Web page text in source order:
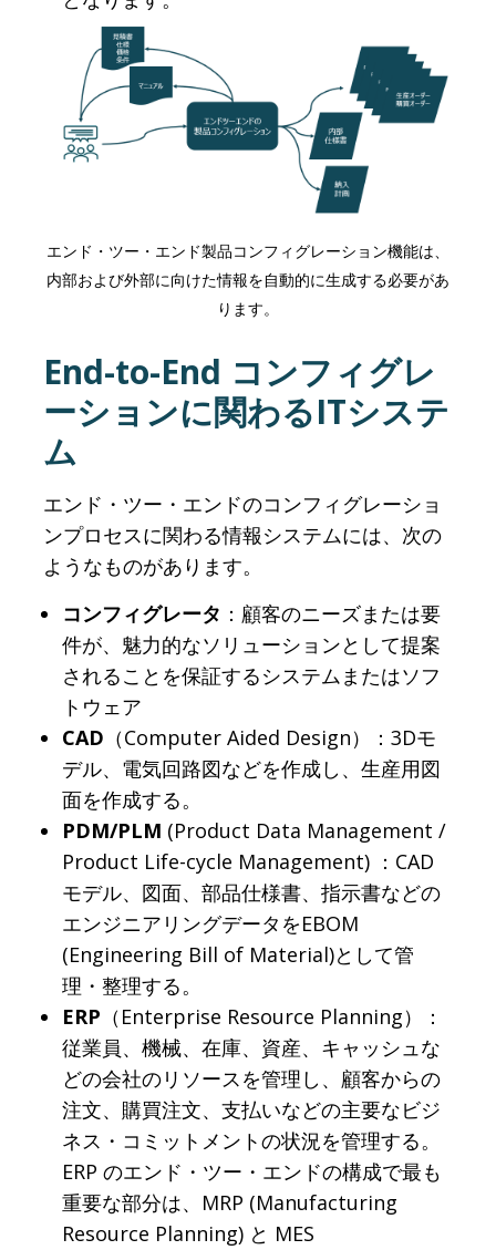
エンド・ツー・エンド製品コンフィグレーション機能は、
内部および外部に向けた情報を自動的に生成する必要があ
ります。
End-to-End コンフィグレ
ーションに関わるITシステ
ム
エンド・ツー・エンドのコンフィグレーショ
ンプロセスに関わる情報システムには、次の
ようなものがあります。
コンフィグレータ ：顧客のニーズまたは要
件が、魅力的なソリューションとして提案
されることを保証するシステムまたはソフ
トウェア
CAD （Computer Aided Design）：3Dモ
デル、電気回路図などを作成し、生産用図
面を作成する。
PDM/PLM (Product Data Management /
Product Life-cycle Management) ：CAD
モデル、図面、部品仕様書、指示書などの
エンジニアリングデータをEBOM
(Engineering Bill of Material)として管
理・整理する。
ERP （Enterprise Resource Planning）：
従業員、機械、在庫、資産、キャッシュな
どの会社のリソースを管理し、顧客からの
注文、購買注文、支払いなどの主要なビジ
ネス・コミットメントの状況を管理する。
ERP のエンド・ツー・エンドの構成で最も
重要な部分は、MRP (Manufacturing
Resource Planning) と MES